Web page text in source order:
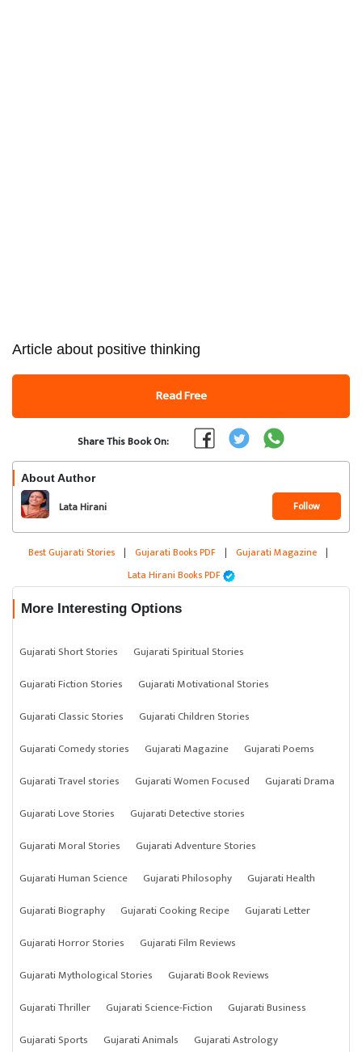
Article about positive thinking
Read Free
Share This Book On:
About Author
Lata Hirani Follow
Best Gujarati Stories | Gujarati Books PDF | Gujarati Magazine |
Lata Hirani Books PDF
More Interesting Options
Gujarati Short Stories
Gujarati Spiritual Stories
Gujarati Fiction Stories
Gujarati Motivational Stories
Gujarati Classic Stories
Gujarati Children Stories
Gujarati Comedy stories
Gujarati Magazine
Gujarati Poems
Gujarati Travel stories
Gujarati Women Focused
Gujarati Drama
Gujarati Love Stories
Gujarati Detective stories
Gujarati Moral Stories
Gujarati Adventure Stories
Gujarati Human Science
Gujarati Philosophy
Gujarati Health
Gujarati Biography
Gujarati Cooking Recipe
Gujarati Letter
Gujarati Horror Stories
Gujarati Film Reviews
Gujarati Mythological Stories
Gujarati Book Reviews
Gujarati Thriller
Gujarati Science-Fiction
Gujarati Business
Gujarati Sports
Gujarati Animals Gujarati Astrology